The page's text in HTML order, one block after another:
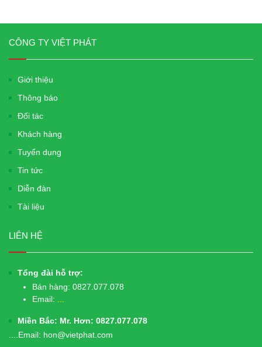
CÔNG TY VIỆT PHÁT
Giới thiệu
Thông báo
Đối tác
Khách hàng
Tuyển dụng
Tin tức
Diễn đàn
Tài liệu
LIÊN HỆ
Tổng đài hỗ trợ:
Bán hàng: 0827.077.078
Email: ...
Miền Bắc: Mr. Hơn: 0827.077.078
....Email: hon@vietphat.com